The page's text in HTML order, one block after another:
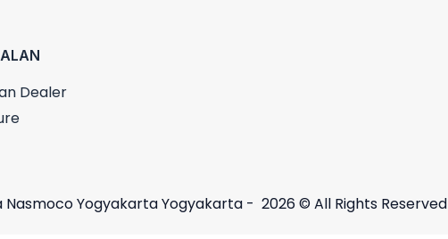
Dealer
Nasmoco Yogyakarta Yogyakarta - 2026 © All Rights Reserved